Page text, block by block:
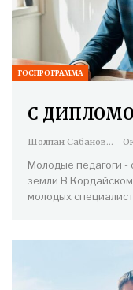
ГОСПРОГРАММА
С
Шолпан Сабанова
Молодые педагоги -
земли В
молодых